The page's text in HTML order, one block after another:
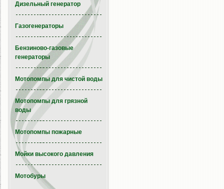
Дизельный генератор
Газогенераторы
Бензиново-газовые
генераторы
Мотопомпы для чистой воды
Мотопомпы для грязной
воды
Мотопомпы пожарные
Мойки высокого давления
Мотобуры